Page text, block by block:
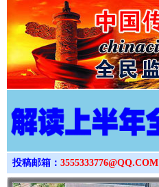
投稿邮箱： 3555333776@QQ.COM